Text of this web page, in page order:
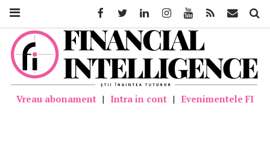
Vreau abonament | Intra in cont | Evenimentele FI
FacebookTwitter LinkedinInstagramYoutube Feed Mail